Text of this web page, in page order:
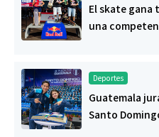
El skate gana
una
Deportes
Guatemala
Santo